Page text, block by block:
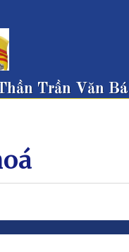
Trần Văn Bá